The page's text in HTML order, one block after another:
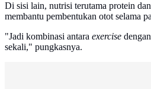
Di sisi lain, nutrisi terutama protein
membantu pembentukan otot selama
"Jadi kombinasi antara exercise
sekali," pungkasnya.